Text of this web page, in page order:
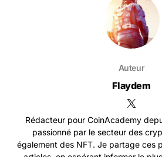
Auteur
Flaydem
Rédacteur pour CoinAcademy
passionné par le secteur des
également des NFT. Je partage ces